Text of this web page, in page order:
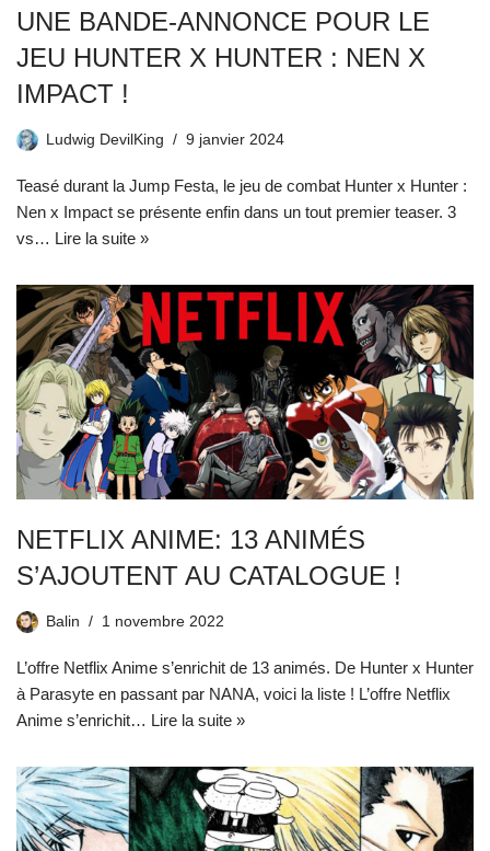
UNE BANDE-ANNONCE POUR LE
JEU HUNTER X HUNTER : NEN X
IMPACT !
Ludwig DevilKing 9 janvier 2024
Teasé durant la Jump Festa, le jeu de combat Hunter x Hunter :
Nen x Impact se présente enfin dans un tout premier teaser. 3
vs… Lire la suite »
NETFLIX ANIME: 13 ANIMÉS
S’AJOUTENT AU CATALOGUE !
Balin 1 novembre 2022
L’offre Netflix Anime s’enrichit de 13 animés. De Hunter x Hunter
à Parasyte en passant par NANA, voici la liste ! L’offre Netflix
Anime s’enrichit… Lire la suite »